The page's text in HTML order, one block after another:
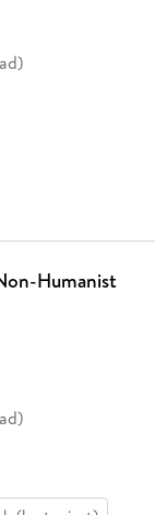
Humanist